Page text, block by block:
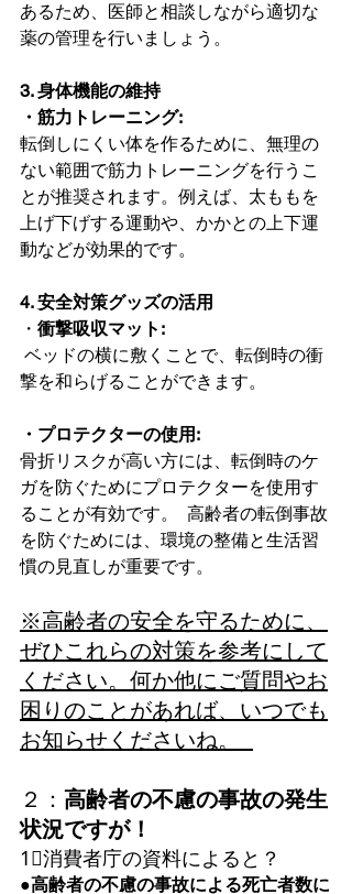
あるため、医師と相談しながら適切な
薬の管理を行いましょう。
3. 身体機能の維持
・筋力トレーニング:
転倒しにくい体を作るために、無理の
ない範囲で筋力トレーニングを行うこ
とが推奨されます。例えば、太ももを
上げ下げする運動や、かかとの上下運
動などが効果的です。
4. 安全対策グッズの活用
・ 衝撃吸収マット:
撃を和らげることができます。
・プロテクターの使用:
骨折リスクが高い方には、転倒時のケ
ガを防ぐためにプロテクターを使用す
ることが有効です。  高齢者の転倒事故
を防ぐためには、環境の整備と生活習
慣の見直しが重要です。
※高齢者の安全を守るために、
ぜひこれらの対策を参考にして
ください。何か他にご質問やお
困りのことがあれば、いつでも
お知らせくださいね。
２： 高齢者の不慮の事故の発生
状況ですが！
1⃣消費者庁の資料によると？
●高齢者の不慮の事故による死亡者数に